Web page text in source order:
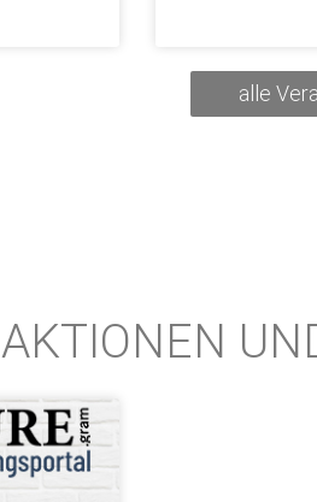
alle
AKTIONEN